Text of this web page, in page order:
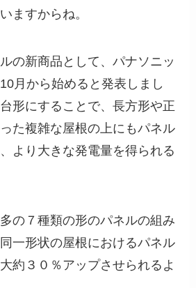
ますからね。
の新商品として、パナソニッ
月から始めると発表しまし
形にすることで、長方形や正
た複雑な屋根の上にもパネル
より大きな発電量を得られる
の７種類の形のパネルの組み
一形状の屋根におけるパネル
約３０％アップさせられるよ